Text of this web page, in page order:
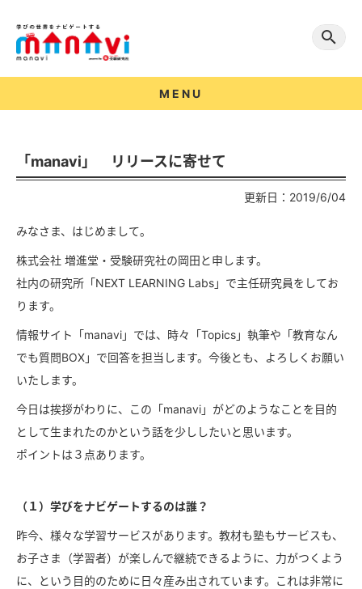
MENU
「manavi」 リリースに寄せて
更新日：2019/6/04
みなさま、はじめまして。
株式会社 増進堂・受験研究社の岡田と申します。
社内の研究所「NEXT LEARNING Labs」で主任研究員をしてお
ります。
情報サイト「manavi」では、時々「Topics」執筆や「教育なん
でも質問BOX」で回答を担当します。今後とも、よろしくお願い
いたします。
今日は挨拶がわりに、この「manavi」がどのようなことを目的
として生まれたのかという話を少ししたいと思います。
ポイントは３点あります。
（１）学びをナビゲートするのは誰？
昨今、様々な学習サービスがあります。教材も塾もサービスも、
お子さま（学習者）が楽しんで継続できるように、力がつくよう
に、という目的のために日々産み出されています。これは非常に